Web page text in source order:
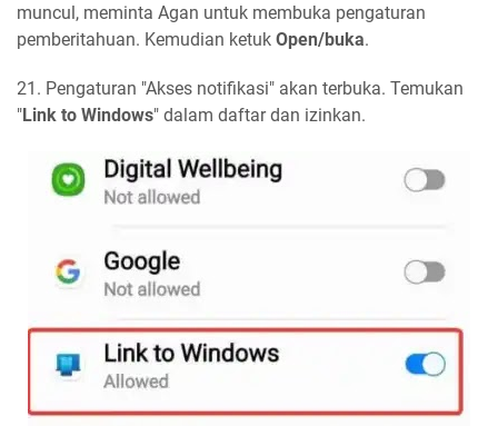
muncul, meminta Agan untuk membuka pengaturan
pemberitahuan. Kemudian ketuk Open/buka.
21. Pengaturan "Akses notifikasi" akan terbuka. Temukan
"Link to Windows" dalam daftar dan izinkan.